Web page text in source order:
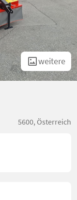
weitere
5600, Österreich